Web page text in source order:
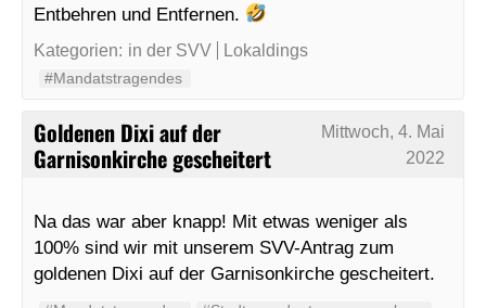
Entbehren und Entfernen.
Kategorien: in der SVV Lokaldings
#Mandatstragendes
Goldenen Dixi auf der
Garnisonkirche gescheitert
Mittwoch, 4. Mai
2022
Na das war aber knapp! Mit etwas weniger als
100% sind wir mit unserem SVV-Antrag zum
goldenen Dixi auf der Garnisonkirche gescheitert.